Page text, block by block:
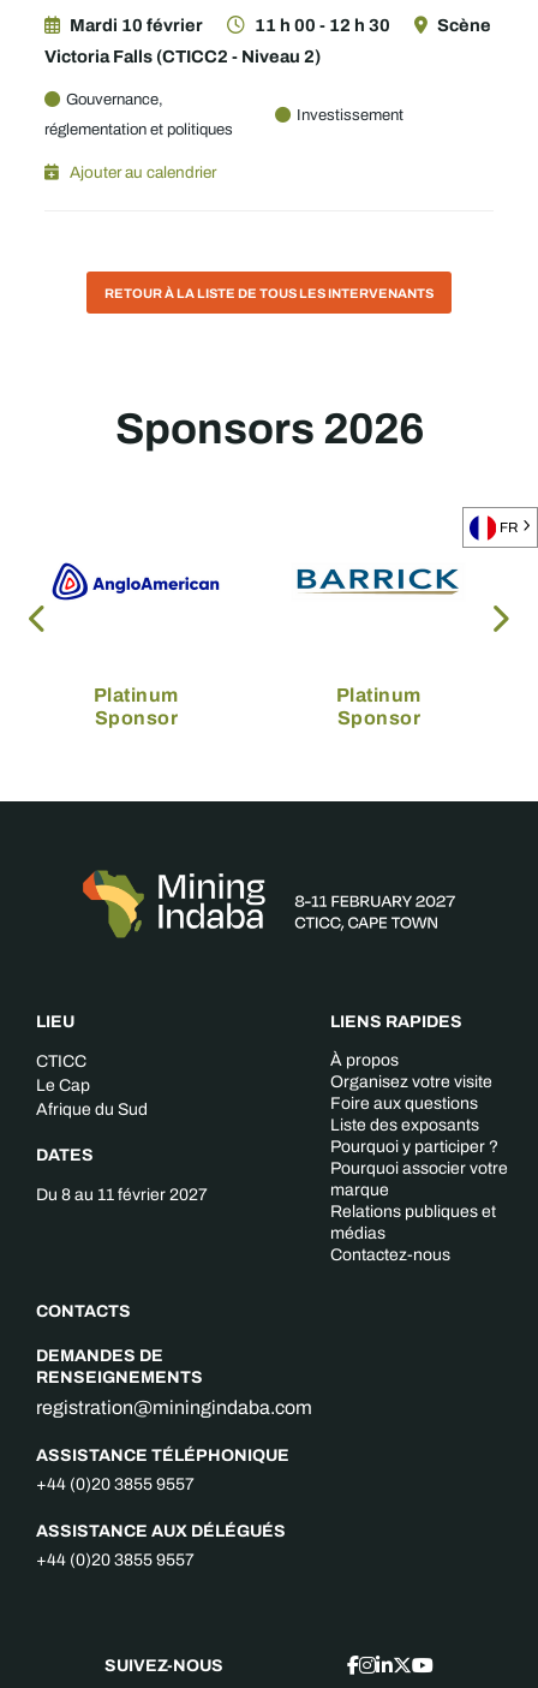
Mardi 10 février 11 h 00 - 12 h 30
Scène
Victoria Falls (CTICC2 - Niveau 2)
Gouvernance,
réglementation et politiques
Investissement
Ajouter au calendrier
RETOUR À LA LISTE DE TOUS LES INTERVENANTS
Sponsors 2026
Platinum
Sponsor
Platinum
Sponsor
LIEU
CTICC
Le Cap
Afrique du Sud
DATES
Du 8 au 11 février 2027
CONTACTS
DEMANDES DE
RENSEIGNEMENTS
registration@miningindaba.com
ASSISTANCE TÉLÉPHONIQUE
+44 (0)20 3855 9557
ASSISTANCE AUX DÉLÉGUÉS
+44 (0)20 3855 9557
LIENS RAPIDES
À propos
Organisez votre visite
Foire aux questions
Liste des exposants
Pourquoi y participer ?
Pourquoi associer votre
marque
Relations publiques et
médias
Contactez-nous
SUIVEZ-NOUS
FR